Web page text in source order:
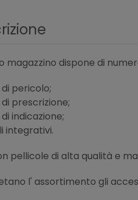
magazzino dispone di
pericolo;
prescrizione;
indicazione;
integrativi.
pellicole di alta qualità e
l' assortimento gli